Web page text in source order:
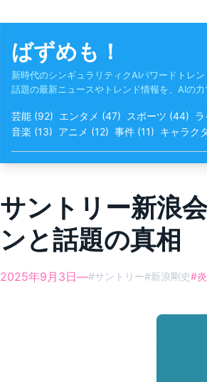
ばずめも！
新時代のシンギュラリティクAIパワードトレ
話題の最新ニュースやトレンド情報を、AIの
芸能 (92) エンタメ (47) スポーツ (44)
音楽 (13) アニメ (12) 事件 (11) キャラク
サントリー新浪
ンと話題の真相
2025年9月3日—#サントリー#新浪剛史#